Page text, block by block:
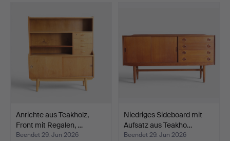
Anrichte aus Teakholz,
Front mit Regalen, …
Beendet 29. Jun 2026
Niedriges Sideboard mit
Aufsatz aus Teakho…
Beendet 29. Jun 2026